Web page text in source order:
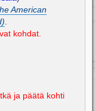
American
kohdat.
ja päätä kohti